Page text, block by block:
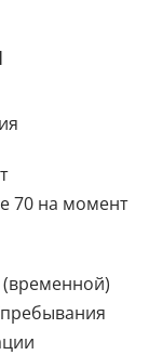
70 на момент
(временной)